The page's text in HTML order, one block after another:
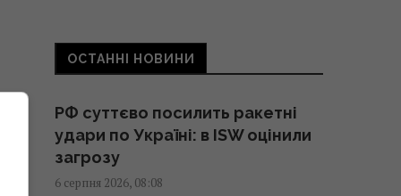
партнерів у "жахливих жертвах"
після удару по Києву, – WP
Привітання з Преображенням
Господнім: зворушливі
ОСТАННІ НОВИНИ
РФ суттєво посилить ракетні
удари по Україні: в ISW оцінили
загрозу
6 серпня 2026, 08:08